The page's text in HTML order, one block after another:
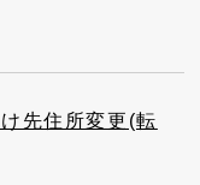
先住所変更(転